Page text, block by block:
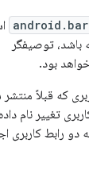
باشد، توصیفگر
بود.
که قبلاً
تغییر نام
دو رابط کاربری